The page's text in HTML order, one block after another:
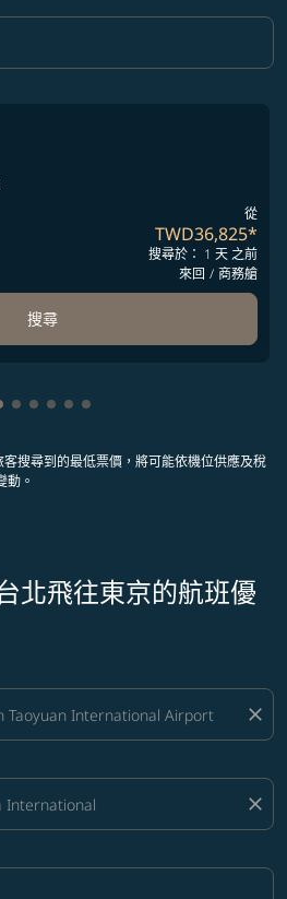
從
TWD36,825*
搜尋於： 1 天 之前
來回 / 商務艙
搜尋
示 cmp-pagination-showing-
顯示 cmp-pagination-showing-
顯示 cmp-pagination-
顯示 cmp-pagination-
顯示 cmp-pagination-
顯示 cmp-pagination-
搜尋到的最低票價，將可能依機位供應及稅
動。
北飛往東京的航班優
close
close